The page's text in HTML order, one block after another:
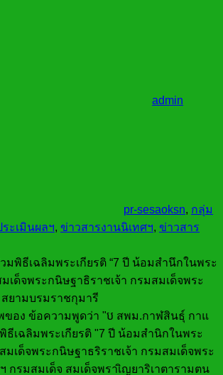
admin
pr-sesaoksn, กลุ่ม
ะเมินผลฯ, ข่าวสารงานนิเทศฯ, ข่าวสาร
พิธีเฉลิมพระเกียรติ “7 ปี น้อมสำนึกในพระ
ด็จพระกนิษฐาธิราชเจ้า กรมสมเด็จพระ
ยามบรมราชกุมารี